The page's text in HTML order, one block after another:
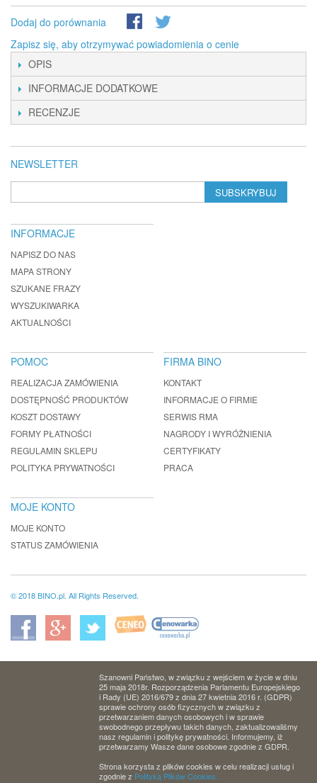
Dodaj do porównania
Zapisz się, aby otrzymywać powiadomienia o cenie
OPIS
INFORMACJE DODATKOWE
RECENZJE
NEWSLETTER
SUBSKRYBUJ
INFORMACJE
NAPISZ DO NAS
MAPA STRONY
SZUKANE FRAZY
WYSZUKIWARKA
AKTUALNOŚCI
POMOC
REALIZACJA ZAMÓWIENIA
DOSTĘPNOŚĆ PRODUKTÓW
KOSZT DOSTAWY
FORMY PŁATNOŚCI
REGULAMIN SKLEPU
POLITYKA PRYWATNOŚCI
FIRMA BINO
KONTAKT
INFORMACJE O FIRMIE
SERWIS RMA
NAGRODY I WYRÓŻNIENIA
CERTYFIKATY
PRACA
MOJE KONTO
MOJE KONTO
STATUS ZAMÓWIENIA
© 2018 BINO.pl. All Rights Reserved.
Szanowni Państwo, w związku z wejściem w życie w dniu
25 maja 2018r. Rozporządzenia Parlamentu Europejskiego
i Rady (UE) 2016/679 z dnia 27 kwietnia 2016 r. (GDPR)
sprawie ochrony osób fizycznych w związku z
przetwarzaniem danych osobowych i w sprawie
swobodnego przepływu takich danych, zaktualizowaliśmy
nasz regulamin i politykę prywatności. Informujemy, iż
przetwarzamy Wasze dane osobowe zgodnie z GDPR.
Strona korzysta z plików cookies w celu realizacji usług i
zgodnie z Polityką Plików Cookies.